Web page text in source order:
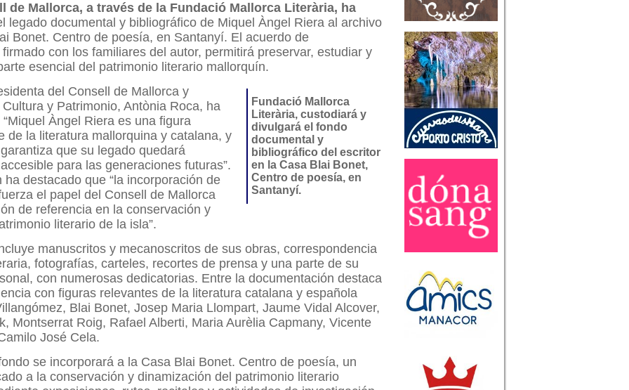
de Mallorca, a través de la Fundació Mallorca Literària, ha
legado documental y bibliográfico de Miquel Àngel Riera al archivo
Bonet. Centro de poesía, en Santanyí. El acuerdo de
con los familiares del autor, permitirá preservar, estudiar y
esencial del patrimonio literario mallorquín.
Fundació Mallorca
Literària, custodiará y
divulgará el fondo
documental y
bibliográfico del escritor
en la Casa Blai Bonet,
Centro de poesía, en
Santanyí.
del Consell de Mallorca y
y Patrimonio, Antònia Roca, ha
Àngel Riera es una figura
de la literatura mallorquina y catalana, y
que su legado quedará
para las generaciones futuras”.
ha destacado que “la incorporación de
el papel del Consell de Mallorca
de referencia en la conservación y
literario de la isla”.
manuscritos y mecanoscritos de sus obras, correspondencia
fotografías, carteles, recortes de prensa y una parte de su
con numerosas dedicatorias. Entre la documentación destaca
con figuras relevantes de la literatura catalana y española
Blai Bonet, Josep Maria Llompart, Jaume Vidal Alcover,
Montserrat Roig, Rafael Alberti, Maria Aurèlia Capmany, Vicente
José Cela.
se incorporará a la Casa Blai Bonet. Centro de poesía, un
a la conservación y dinamización del patrimonio literario